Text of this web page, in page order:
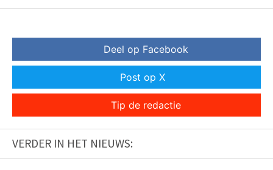
Deel op Facebook
Post op X
Tip de redactie
VERDER IN HET NIEUWS: